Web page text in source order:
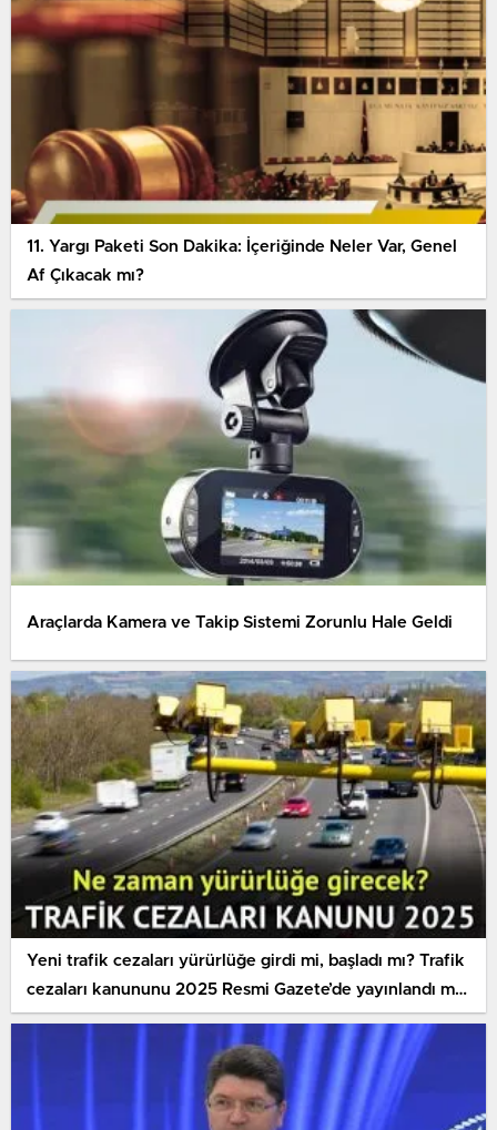
11. Yargı Paketi Son Dakika: İçeriğinde Neler Var, Genel
Af Çıkacak mı?
Araçlarda Kamera ve Takip Sistemi Zorunlu Hale Geldi
Yeni trafik cezaları yürürlüğe girdi mi, başladı mı? Trafik
cezaları kanununu 2025 Resmi Gazete’de yayınlandı mı,
yasalaştı mı?